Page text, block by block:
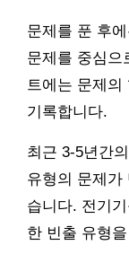
문제를 푼 후
문제를 중심으
트에는 문제의
기록합니다.
최근 3-5년간
유형의 문제가
습니다. 전기
한 빈출 유형